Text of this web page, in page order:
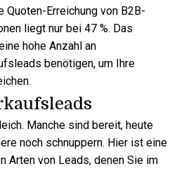
Quoten-Erreichung von B2B-
liegt nur bei 47 %. Das
hohe Anzahl an
benötigen, um Ihre
Manche sind bereit, heute
noch schnuppern. Hier ist eine
Arten von Leads, denen Sie im